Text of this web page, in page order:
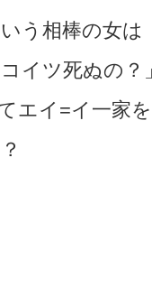
う相棒の女は
イツ死ぬの？
エイ=イ一家